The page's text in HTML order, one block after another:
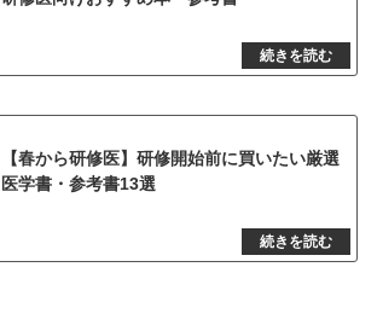
【春から研修医】研修開始前に買いたい厳選
医学書・参考書13選